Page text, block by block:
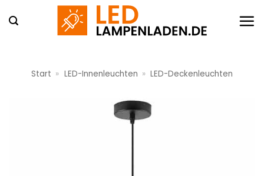
Inhalt
Start » LED-Innenleuchten » LED-Deckenleuchten